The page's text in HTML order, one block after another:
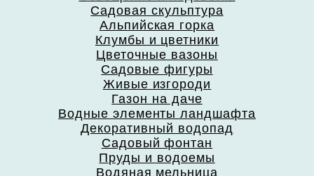
Садовая скульптура
Альпийская горка
Клумбы и цветники
Цветочные вазоны
Садовые фигуры
Живые изгороди
Газон на даче
Водные элементы ландшафта
Декоративный водопад
Садовый фонтан
Пруды и водоемы
Водяная мельница